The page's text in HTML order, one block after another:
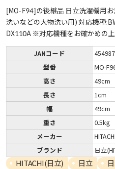
[MO-F94]の後継品 日立洗濯機用
洗いなどの大物洗い用) 対応機種
DX110A ※対応機種をお確かめの上
JANコード
型番
MO-
高さ
49cm
長さ
1cm
幅
49cm
重さ
0.5kg
メーカー
ブランド
日立
HITACHI(日立) 日立